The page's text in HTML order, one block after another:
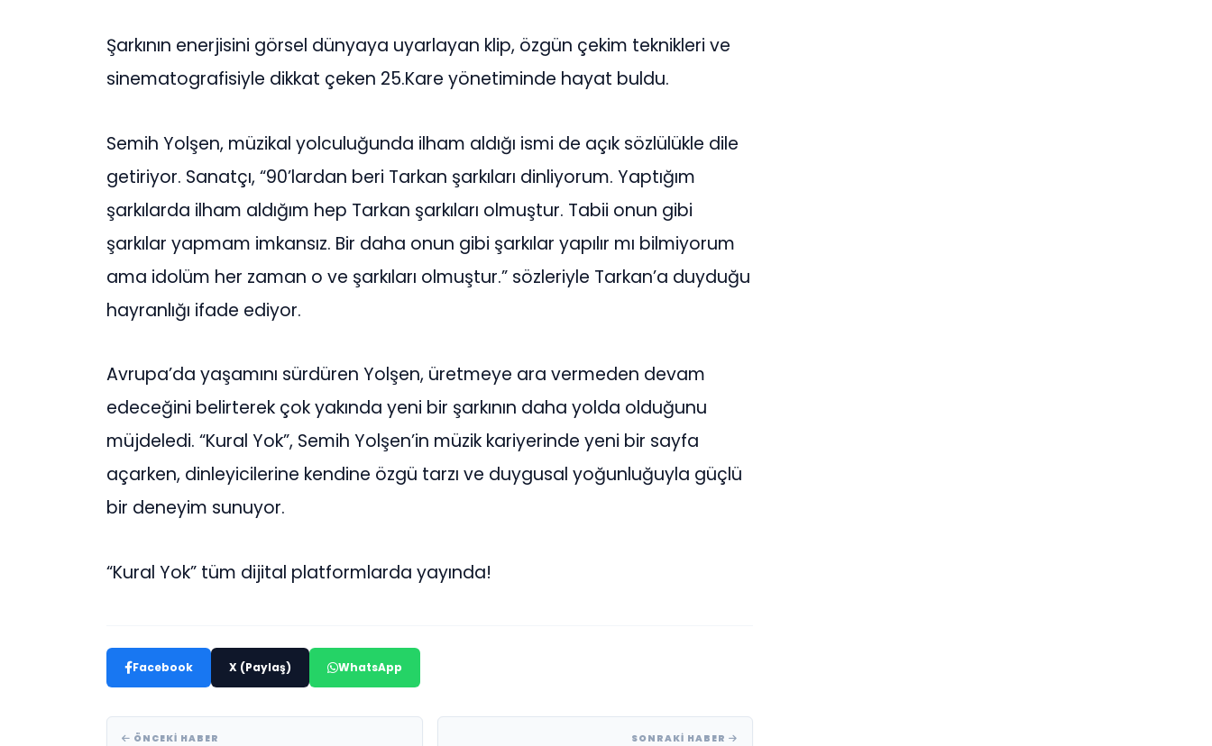
Şarkının enerjisini görsel dünyaya uyarlayan klip, özgün çekim teknikleri ve
sinematografisiyle dikkat çeken 25.Kare yönetiminde hayat buldu.
Semih Yolşen, müzikal yolculuğunda ilham aldığı ismi de açık sözlülükle dile
getiriyor. Sanatçı, “90’lardan beri Tarkan şarkıları dinliyorum. Yaptığım
şarkılarda ilham aldığım hep Tarkan şarkıları olmuştur. Tabii onun gibi
şarkılar yapmam imkansız. Bir daha onun gibi şarkılar yapılır mı bilmiyorum
ama idolüm her zaman o ve şarkıları olmuştur.” sözleriyle Tarkan’a duyduğu
hayranlığı ifade ediyor.
Avrupa’da yaşamını sürdüren Yolşen, üretmeye ara vermeden devam
edeceğini belirterek çok yakında yeni bir şarkının daha yolda olduğunu
müjdeledi. “Kural Yok”, Semih Yolşen’in müzik kariyerinde yeni bir sayfa
açarken, dinleyicilerine kendine özgü tarzı ve duygusal yoğunluğuyla güçlü
bir deneyim sunuyor.
“Kural Yok” tüm dijital platformlarda yayında!
Facebook X (Paylaş) WhatsApp
ÖNCEKI HABER SONRAKI HABER